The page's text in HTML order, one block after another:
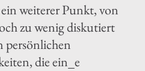
weiterer Punkt, von
zu wenig diskutiert
persönlichen
die ein_e